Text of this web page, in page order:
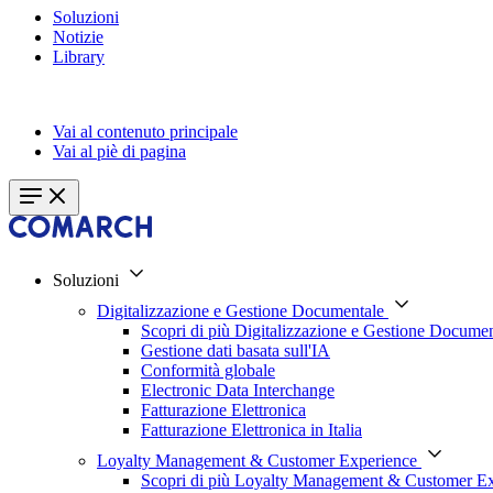
Soluzioni
Notizie
Library
Vai al contenuto principale
Vai al piè di pagina
Soluzioni
Digitalizzazione e Gestione Documentale
Scopri di più Digitalizzazione e Gestione
Gestione dati basata sull'IA
Conformità globale
Electronic Data Interchange
Fatturazione Elettronica
Fatturazione Elettronica in Italia
Loyalty Management & Customer Experience
Scopri di più Loyalty Management & Customer